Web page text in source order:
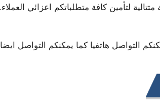
التواصل هاتفيا كما يمكنكم التواصل